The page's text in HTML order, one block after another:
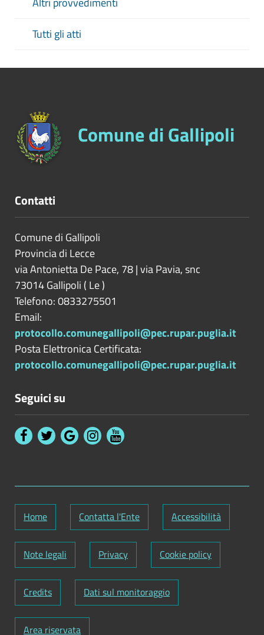
Tutti gli atti
Comune di Gallipoli
Contatti
Comune di Gallipoli
Provincia di Lecce
via Antonietta De Pace, 78 | via Pavia, snc
73014Gallipoli ( Le)
Telefono: 0833275501
Email:
protocollo.comunegallipoli@pec.rupar.puglia.it
Posta Elettronica Certificata:
protocollo.comunegallipoli@pec.rupar.puglia.it
Seguici su
Home Contatta l'Ente Accessibilità
Note legali Privacy Cookie policy
Credits Dati sul monitoraggio
Area riservata